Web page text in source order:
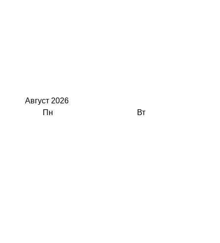
Август 2026
Пн
Вт